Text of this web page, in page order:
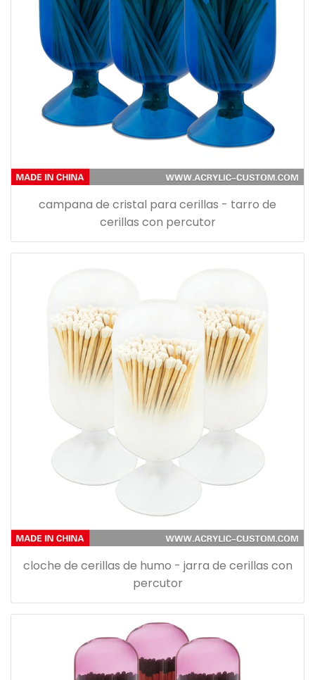
campana de cristal para cerillas - tarro de
cerillas con percutor
cloche de cerillas de humo - jarra de cerillas con
percutor